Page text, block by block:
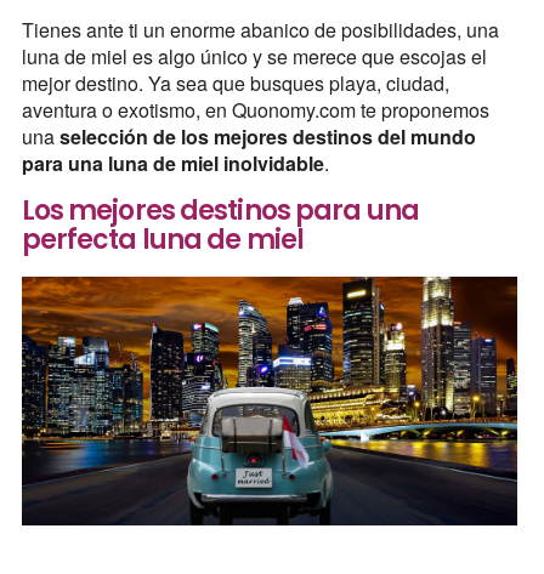
Tienes ante ti un enorme abanico de posibilidades, una
luna de miel es algo único y se merece que escojas el
mejor destino. Ya sea que busques playa, ciudad,
aventura o exotismo, en Quonomy.com te proponemos
unaselección de los mejores destinos del mundo
para una luna de miel inolvidable.
Los mejores destinos para una
perfecta luna de miel